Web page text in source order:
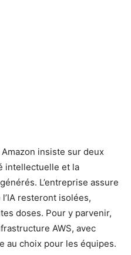
insiste sur deux
intellectuelle et la
L’entreprise assure
resteront isolées,
doses. Pour y parvenir,
AWS, avec
au choix pour les équipes.